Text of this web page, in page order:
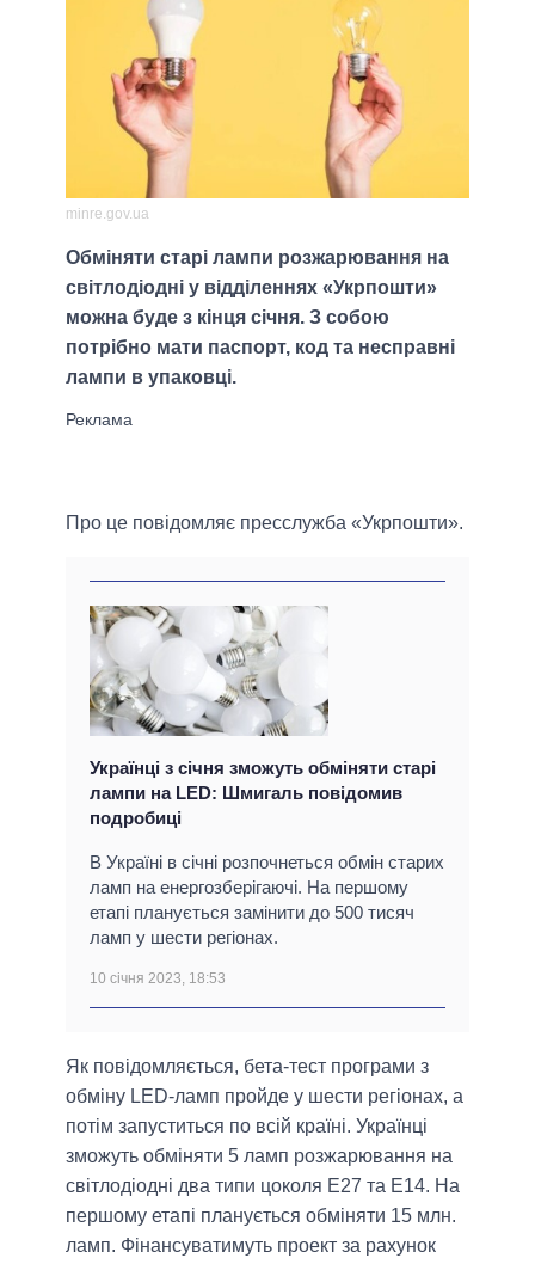
minre.gov.ua
Обміняти старі лампи розжарювання на
світлодіодні у відділеннях «Укрпошти»
можна буде з кінця січня. З собою
потрібно мати паспорт, код та несправні
лампи в упаковці.
Про це повідомляє пресслужба «Укрпошти».
Українці з січня зможуть обміняти старі
лампи на LED: Шмигаль повідомив
подробиці
В Україні в січні розпочнеться обмін старих
ламп на енергозберігаючі. На першому
етапі планується замінити до 500 тисяч
ламп у шести регіонах.
10 січня 2023, 18:53
Як повідомляється, бета-тест програми з
обміну LED-ламп пройде у шести регіонах, а
потім запуститься по всій країні. Українці
зможуть обміняти 5 ламп розжарювання на
світлодіодні два типи цоколя Е27 та Е14. На
першому етапі планується обміняти 15 млн.
ламп. Фінансуватимуть проект за рахунок